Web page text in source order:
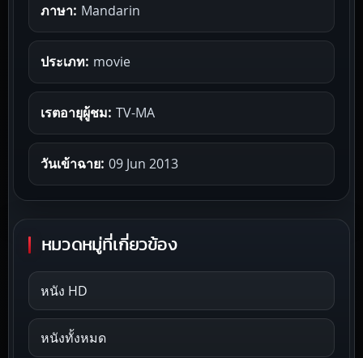
ภาษา: Mandarin
ประเภท: movie
เรตอายุผู้ชม: TV-MA
วันเข้าฉาย: 09 Jun 2013
หมวดหมู่ที่เกี่ยวข้อง
หนัง HD
หนังทั้งหมด